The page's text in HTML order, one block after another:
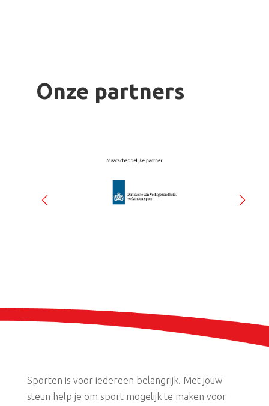
Onze partners
Sporten is voor iedereen belangrijk. Met jouw
steun help je om sport mogelijk te maken voor